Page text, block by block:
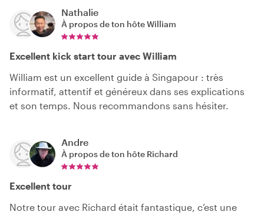
Nathalie
À propos de ton hôteWilliam
Excellent kick start tour avec William
William est un excellent guide à Singapour : très
informatif, attentif et généreux dans ses explications
et son temps. Nous recommandons sans hésiter.
Andre
À propos de ton hôte Richard
Excellent tour
Notre tour avec Richard était fantastique, c’est une